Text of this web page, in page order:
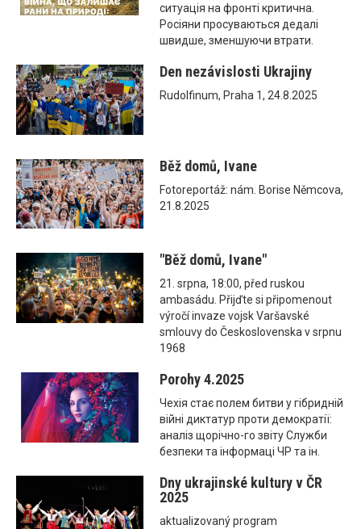
ситуація на фронті критична.
Росіяни просуваються дедалі
швидше, зменшуючи втрати.
Den nezávislosti Ukrajiny
Rudolfinum, Praha 1, 24.8.2025
Běž domů, Ivane
Fotoreportáž: nám. Borise Němcova,
21.8.2025
"Běž domů, Ivane"
21. srpna, 18:00, před ruskou
ambasádu. Přijďte si připomenout
výročí invaze vojsk Varšavské
smlouvy do Československa v srpnu
1968
Porohy 4.2025
Чехія стає полем битви у гібридній
війні диктатур проти демократії:
аналіз щорічно-го звіту Служби
безпеки та інформаці ЧР та ін.
Dny ukrajinské kultury v ČR
2025
aktualizovaný program